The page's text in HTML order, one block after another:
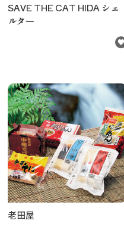
SAVE THE CAT HIDA シェ
ルター
老田屋